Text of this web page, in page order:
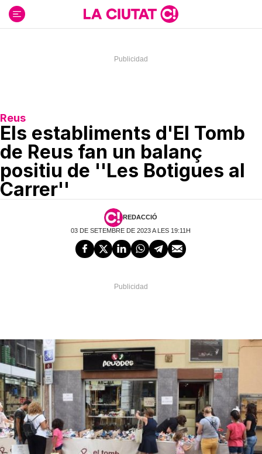
contenido
Reus
Els establiments d'El Tomb
de Reus fan un balanç
positiu de ''Les Botigues al
Carrer''
REDACCIÓ
03 DE SETEMBRE DE 2023 A LES 19:11H